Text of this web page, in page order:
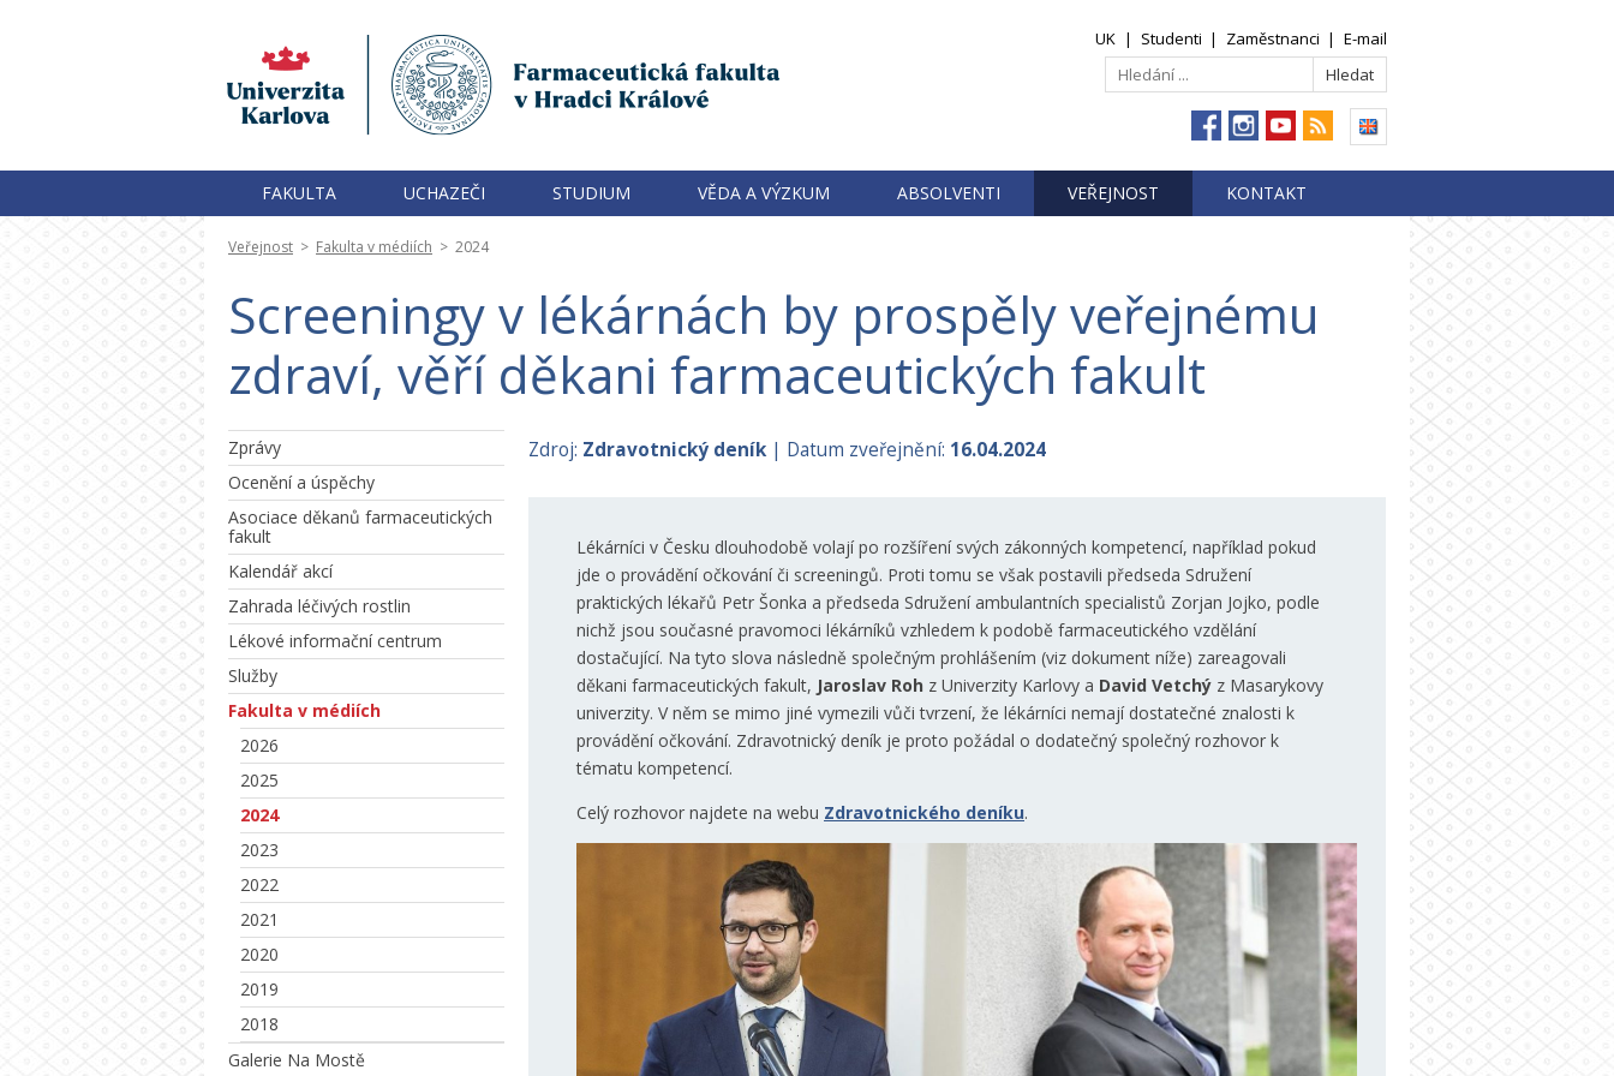
UK | Studenti | Zaměstnanci | E-mail
FAKULTA UCHAZEČI STUDIUM VĚDA A VÝZKUM ABSOLVENTI VEŘEJNOST KONTAKT
Veřejnost > Fakulta v médiích > 2024
Screeningy v lékárnách by prospěly veřejnému
zdraví, věří děkani farmaceutických fakult
Zprávy
Ocenění a úspěchy
Asociace děkanů farmaceutických
fakult
Kalendář akcí
Zahrada léčivých rostlin
Lékové informační centrum
Služby
Fakulta v médiích
2026
2025
2024
2023
2022
2021
2020
2019
2018
Galerie Na Mostě
Zdroj: Zdravotnický deník | Datum zveřejnění: 16.04.2024
Lékárníci v Česku dlouhodobě volají po rozšíření svých zákonných kompetencí, například pokud
jde o provádění očkování či screeningů. Proti tomu se však postavili předseda Sdružení
praktických lékařů Petr Šonka a předseda Sdružení ambulantních specialistů Zorjan Jojko, podle
nichž jsou současné pravomoci lékárníků vzhledem k podobě farmaceutického vzdělání
dostačující. Na tyto slova následně společným prohlášením (viz dokument níže) zareagovali
děkani farmaceutických fakult, Jaroslav Roh z Univerzity Karlovy a David Vetchý z Masarykovy
univerzity. V něm se mimo jiné vymezili vůči tvrzení, že lékárníci nemají dostatečné znalosti k
provádění očkování. Zdravotnický deník je proto požádal o dodatečný společný rozhovor k
tématu kompetencí.
Celý rozhovor najdete na webu Zdravotnického deníku.